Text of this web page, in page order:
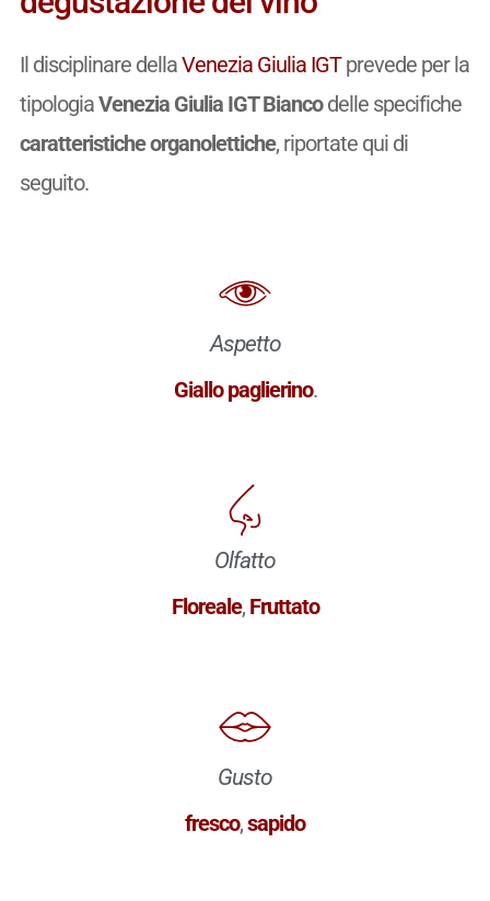
Il disciplinare dellaVenezia Giulia IGTprevede per la
tipologiaVenezia Giulia IGT Biancodelle specifiche
caratteristiche organolettiche, riportate qui di
seguito.
Aspetto
Giallo paglierino.
Olfatto
Floreale, Fruttato
Gusto
fresco,sapido